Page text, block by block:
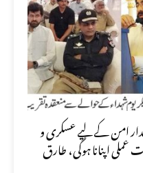
امن کے لیے عسکری و